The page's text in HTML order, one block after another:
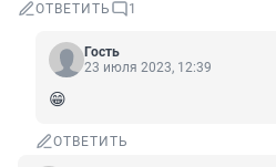
ОТВЕТИТЬ 1
Гость
23 июля 2023, 12:39
😁
ОТВЕТИТЬ